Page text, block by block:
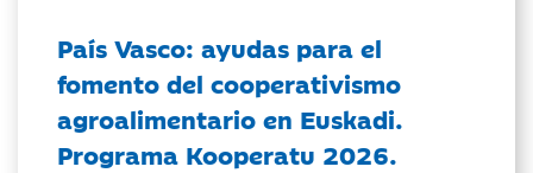
País Vasco: ayudas para el
fomento del cooperativismo
agroalimentario en Euskadi.
Programa Kooperatu 2026.